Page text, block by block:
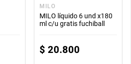
MILO
MILO líquido 6 und x180
ml c/u gratis fuchiball
$ 20.800